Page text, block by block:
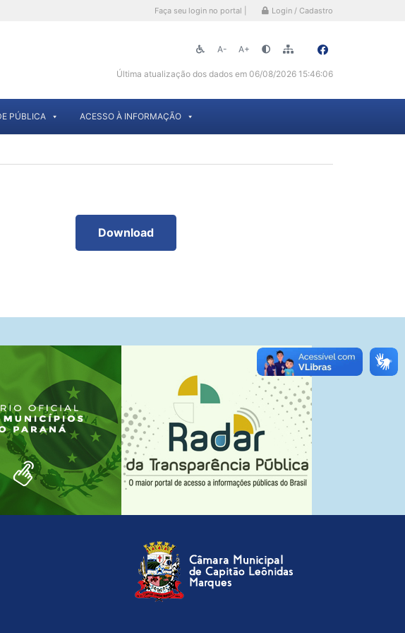
Faça seu login no portal | Login / Cadastro
A- A+
Última atualização dos dados em 06/08/2026 15:46:06
PÚBLICA ACESSO À INFORMAÇÃO
Download